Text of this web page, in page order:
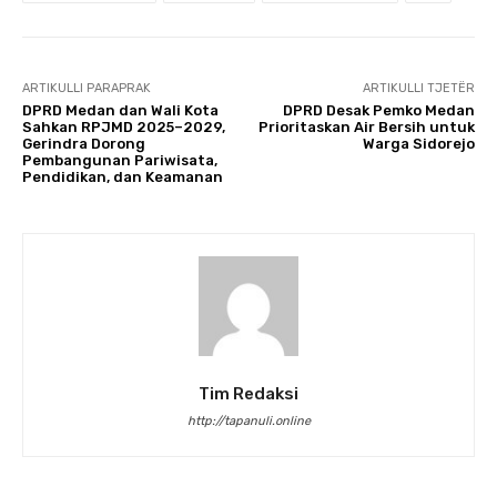
ARTIKULLI PARAPRAK
DPRD Medan dan Wali Kota
Sahkan RPJMD 2025–2029,
Gerindra Dorong
Pembangunan Pariwisata,
Pendidikan, dan Keamanan
ARTIKULLI TJETËR
DPRD Desak Pemko Medan
Prioritaskan Air Bersih untuk
Warga Sidorejo
Tim Redaksi
http://tapanuli.online